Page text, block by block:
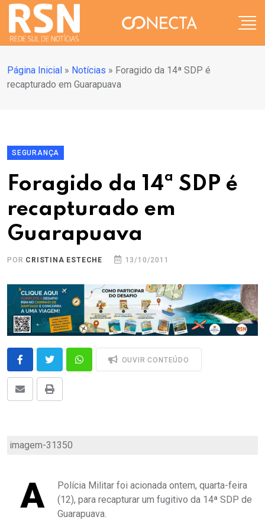
Página Inicial » Notícias » Foragido da 14ª SDP é
recapturado em Guarapuava
SEGURANÇA
Foragido da 14ª SDP é
recapturado em
Guarapuava
POR CRISTINA ESTECHE 13/10/2011
OUVIR CONTEÚDO
imagem-31350
A
Polícia Militar foi acionada ontem, quarta-feira
(12), para recapturar um fugitivo da 14ª SDP de
Guarapuava.